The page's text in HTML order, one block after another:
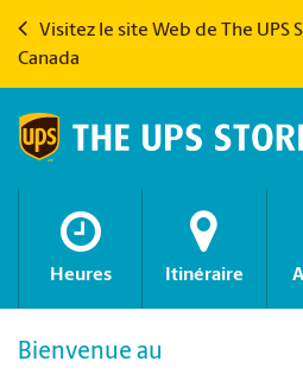
Visitez le site Web de The UPS
Canada
Heures Itinéraire
Bienvenue au